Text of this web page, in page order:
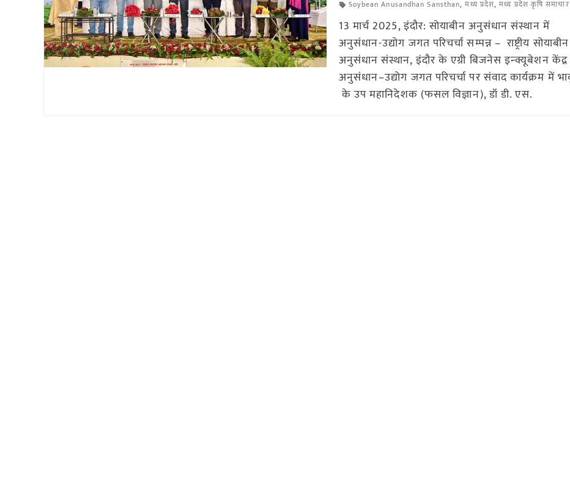
Soybean Anusandhan Sansthan,मध्य प्रदेश,मध्य प्रदेश कृषि समाचार
13 मार्च 2025, इंदौर: सोयाबीन अनुसंधान संस्थान में
अनुसंधान-उद्योग जगत परिचर्चा सम्पन्न – राष्ट्रीय सोयाबीन
अनुसंधान संस्थान, इंदौर के एग्री बिजनेस इन्क्यूबेशन केंद्र
अनुसंधान–उद्योग जगत परिचर्चा पर संवाद कार्यक्रम में
के उप महानिदेशक (फसल विज्ञान), डॉ डी. एस.